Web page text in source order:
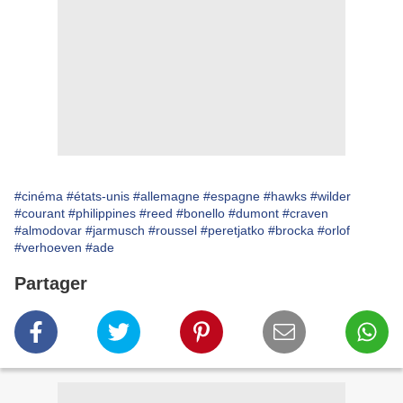
#cinéma #états-unis #allemagne #espagne #hawks #wilder
#courant #philippines #reed #bonello #dumont #craven
#almodovar #jarmusch #roussel #peretjatko #brocka #orlof
#verhoeven #ade
Partager